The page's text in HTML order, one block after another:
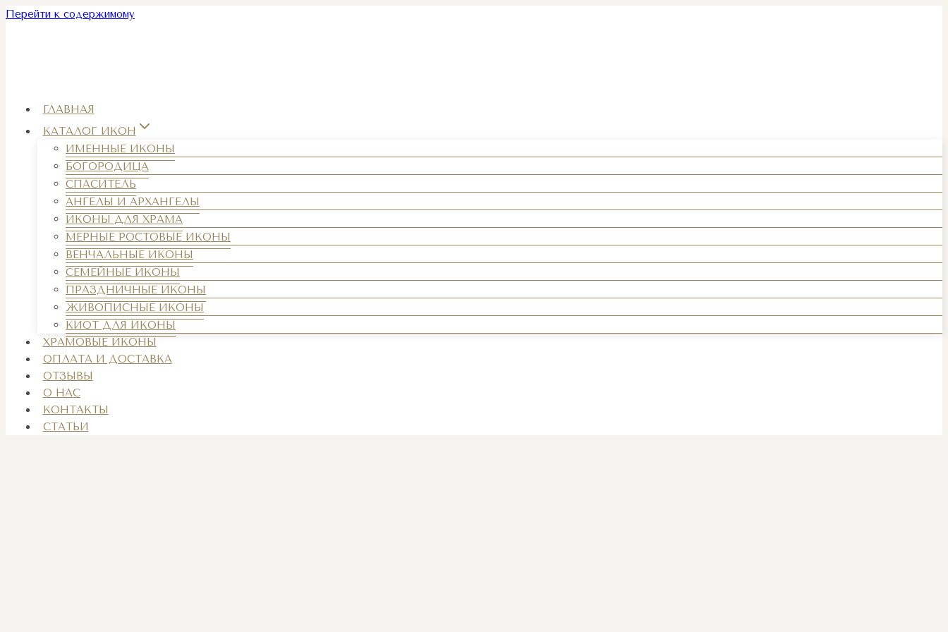
Перейти к содержимому
ГЛАВНАЯ
КАТАЛОГ ИКОН
ИМЕННЫЕ ИКОНЫ
БОГОРОДИЦА
СПАСИТЕЛЬ
АНГЕЛЫ И АРХАНГЕЛЫ
ИКОНЫ ДЛЯ ХРАМА
МЕРНЫЕ РОСТОВЫЕ ИКОНЫ
ВЕНЧАЛЬНЫЕ ИКОНЫ
СЕМЕЙНЫЕ ИКОНЫ
ПРАЗДНИЧНЫЕ ИКОНЫ
ЖИВОПИСНЫЕ ИКОНЫ
КИОТ ДЛЯ ИКОНЫ
ХРАМОВЫЕ ИКОНЫ
ОПЛАТА И ДОСТАВКА
ОТЗЫВЫ
О НАС
КОНТАКТЫ
СТАТЬИ